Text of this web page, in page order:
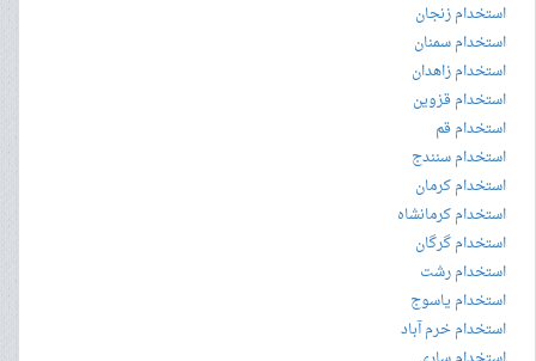
استخدام زنجان
استخدام سمنان
استخدام زاهدان
استخدام قزوین
استخدام قم
استخدام سنندج
استخدام کرمان
استخدام کرمانشاه
استخدام گرگان
استخدام رشت
استخدام یاسوج
استخدام خرم آباد